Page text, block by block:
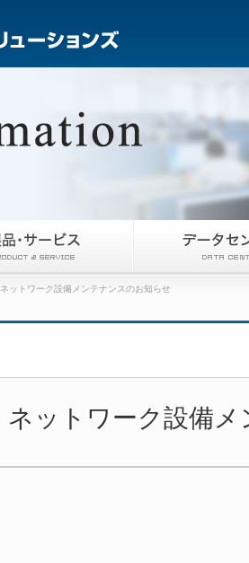
ットワーク設備メンテナンスのお知らせ
ネットワーク設備